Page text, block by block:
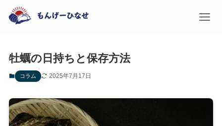
牡蠣の日持ちと保存方法
コラム 2025年7月17日